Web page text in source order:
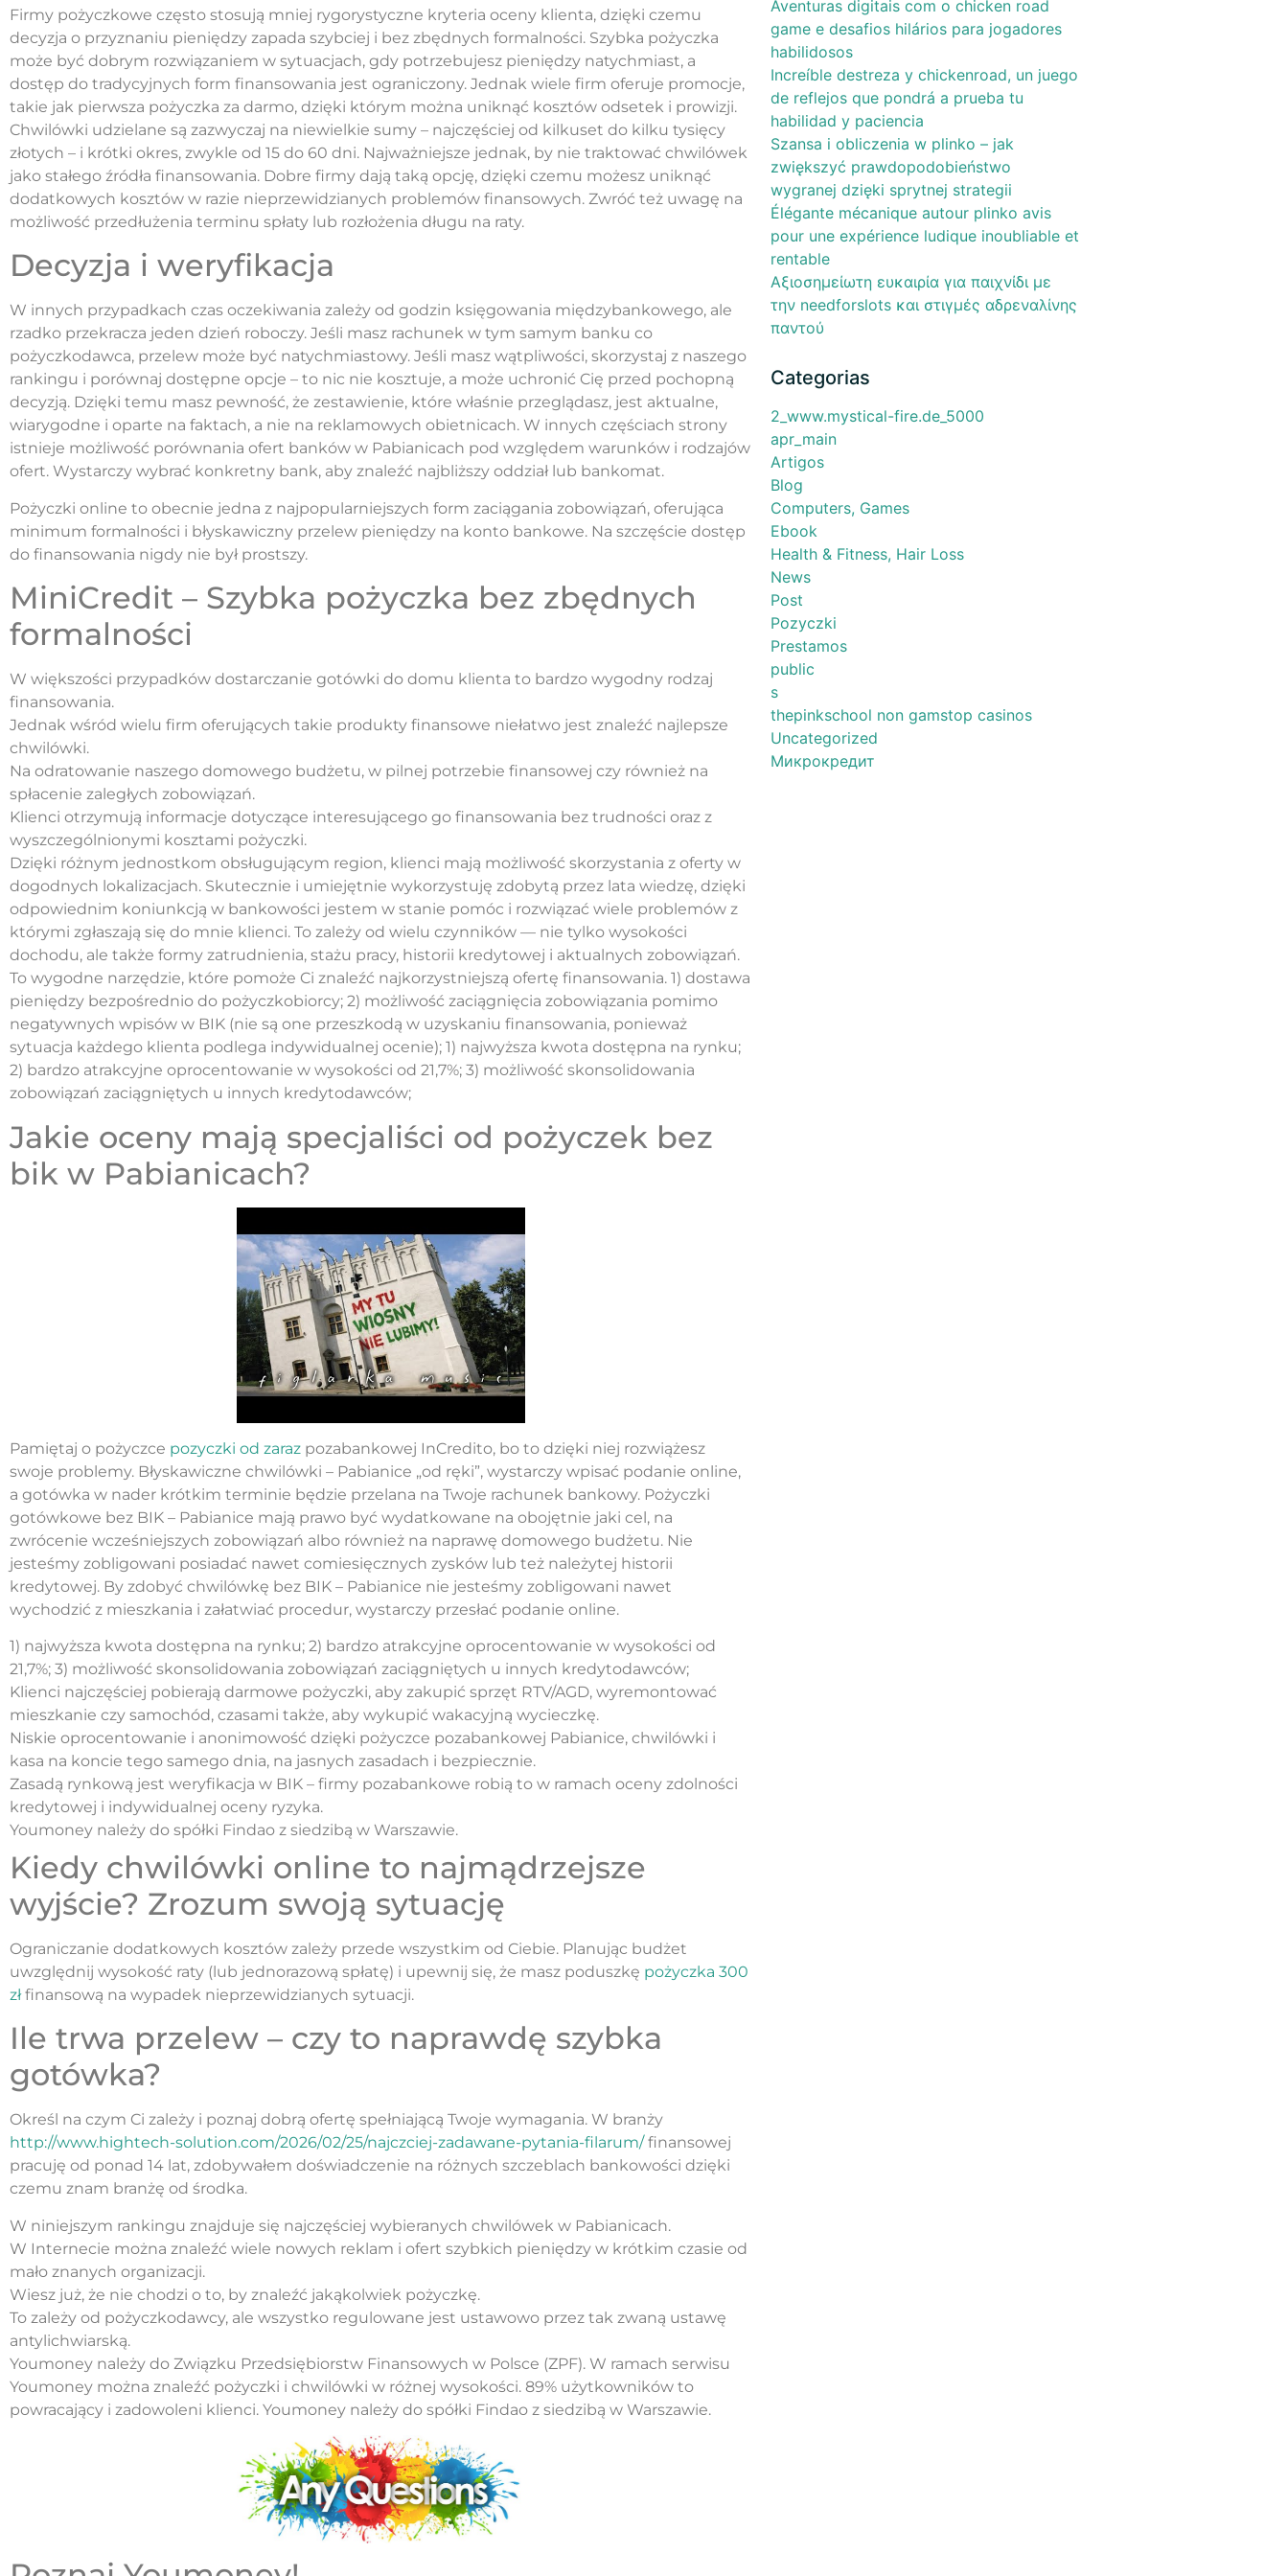
Firmy pożyczkowe często stosują mniej rygorystyczne kryteria oceny klienta, dzięki czemu
decyzja o przyznaniu pieniędzy zapada szybciej i bez zbędnych formalności. Szybka pożyczka
może być dobrym rozwiązaniem w sytuacjach, gdy potrzebujesz pieniędzy natychmiast, a
dostęp do tradycyjnych form finansowania jest ograniczony. Jednak wiele firm oferuje promocje,
takie jak pierwsza pożyczka za darmo, dzięki którym można uniknąć kosztów odsetek i prowizji.
Chwilówki udzielane są zazwyczaj na niewielkie sumy – najczęściej od kilkuset do kilku tysięcy
złotych – i krótki okres, zwykle od 15 do 60 dni. Najważniejsze jednak, by nie traktować chwilówek
jako stałego źródła finansowania. Dobre firmy dają taką opcję, dzięki czemu możesz uniknąć
dodatkowych kosztów w razie nieprzewidzianych problemów finansowych. Zwróć też uwagę na
możliwość przedłużenia terminu spłaty lub rozłożenia długu na raty.
Decyzja i weryfikacja
W innych przypadkach czas oczekiwania zależy od godzin księgowania międzybankowego, ale
rzadko przekracza jeden dzień roboczy. Jeśli masz rachunek w tym samym banku co
pożyczkodawca, przelew może być natychmiastowy. Jeśli masz wątpliwości, skorzystaj z naszego
rankingu i porównaj dostępne opcje – to nic nie kosztuje, a może uchronić Cię przed pochopną
decyzją. Dzięki temu masz pewność, że zestawienie, które właśnie przeglądasz, jest aktualne,
wiarygodne i oparte na faktach, a nie na reklamowych obietnicach. W innych częściach strony
istnieje możliwość porównania ofert banków w Pabianicach pod względem warunków i rodzajów
ofert. Wystarczy wybrać konkretny bank, aby znaleźć najbliższy oddział lub bankomat.
Pożyczki online to obecnie jedna z najpopularniejszych form zaciągania zobowiązań, oferująca
minimum formalności i błyskawiczny przelew pieniędzy na konto bankowe. Na szczęście dostęp
do finansowania nigdy nie był prostszy.
MiniCredit – Szybka pożyczka bez zbędnych
formalności
W większości przypadków dostarczanie gotówki do domu klienta to bardzo wygodny rodzaj
finansowania.
Jednak wśród wielu firm oferujących takie produkty finansowe niełatwo jest znaleźć najlepsze
chwilówki.
Na odratowanie naszego domowego budżetu, w pilnej potrzebie finansowej czy również na
spłacenie zaległych zobowiązań.
Klienci otrzymują informacje dotyczące interesującego go finansowania bez trudności oraz z
wyszczególnionymi kosztami pożyczki.
Dzięki różnym jednostkom obsługującym region, klienci mają możliwość skorzystania z oferty w
dogodnych lokalizacjach. Skutecznie i umiejętnie wykorzystuję zdobytą przez lata wiedzę, dzięki
odpowiednim koniunkcją w bankowości jestem w stanie pomóc i rozwiązać wiele problemów z
którymi zgłaszają się do mnie klienci. To zależy od wielu czynników — nie tylko wysokości
dochodu, ale także formy zatrudnienia, stażu pracy, historii kredytowej i aktualnych zobowiązań.
To wygodne narzędzie, które pomoże Ci znaleźć najkorzystniejszą ofertę finansowania. 1) dostawa
pieniędzy bezpośrednio do pożyczkobiorcy; 2) możliwość zaciągnięcia zobowiązania pomimo
negatywnych wpisów w BIK (nie są one przeszkodą w uzyskaniu finansowania, ponieważ
sytuacja każdego klienta podlega indywidualnej ocenie); 1) najwyższa kwota dostępna na rynku;
2) bardzo atrakcyjne oprocentowanie w wysokości od 21,7%; 3) możliwość skonsolidowania
zobowiązań zaciągniętych u innych kredytodawców;
Jakie oceny mają specjaliści od pożyczek bez
bik w Pabianicach?
Pamiętaj o pożyczce pozyczki od zaraz pozabankowej InCredito, bo to dzięki niej rozwiążesz
swoje problemy. Błyskawiczne chwilówki – Pabianice „od ręki”, wystarczy wpisać podanie online,
a gotówka w nader krótkim terminie będzie przelana na Twoje rachunek bankowy. Pożyczki
gotówkowe bez BIK – Pabianice mają prawo być wydatkowane na obojętnie jaki cel, na
zwrócenie wcześniejszych zobowiązań albo również na naprawę domowego budżetu. Nie
jesteśmy zobligowani posiadać nawet comiesięcznych zysków lub też należytej historii
kredytowej. By zdobyć chwilówkę bez BIK – Pabianice nie jesteśmy zobligowani nawet
wychodzić z mieszkania i załatwiać procedur, wystarczy przesłać podanie online.
1) najwyższa kwota dostępna na rynku; 2) bardzo atrakcyjne oprocentowanie w wysokości od
21,7%; 3) możliwość skonsolidowania zobowiązań zaciągniętych u innych kredytodawców;
Klienci najczęściej pobierają darmowe pożyczki, aby zakupić sprzęt RTV/AGD, wyremontować
mieszkanie czy samochód, czasami także, aby wykupić wakacyjną wycieczkę.
Niskie oprocentowanie i anonimowość dzięki pożyczce pozabankowej Pabianice, chwilówki i
kasa na koncie tego samego dnia, na jasnych zasadach i bezpiecznie.
Zasadą rynkową jest weryfikacja w BIK – firmy pozabankowe robią to w ramach oceny zdolności
kredytowej i indywidualnej oceny ryzyka.
Youmoney należy do spółki Findao z siedzibą w Warszawie.
Kiedy chwilówki online to najmądrzejsze
wyjście? Zrozum swoją sytuację
Ograniczanie dodatkowych kosztów zależy przede wszystkim od Ciebie. Planując budżet
uwzględnij wysokość raty (lub jednorazową spłatę) i upewnij się, że masz poduszkę pożyczka 300
złfinansową na wypadek nieprzewidzianych sytuacji.
Ile trwa przelew – czy to naprawdę szybka
gotówka?
Określ na czym Ci zależy i poznaj dobrą ofertę spełniającą Twoje wymagania. W branży
http://www.hightech-solution.com/2026/02/25/najczciej-zadawane-pytania-filarum/finansowej
pracuję od ponad 14 lat, zdobywałem doświadczenie na różnych szczeblach bankowości dzięki
czemu znam branżę od środka.
W niniejszym rankingu znajduje się najczęściej wybieranych chwilówek w Pabianicach.
W Internecie można znaleźć wiele nowych reklam i ofert szybkich pieniędzy w krótkim czasie od
mało znanych organizacji.
Wiesz już, że nie chodzi o to, by znaleźć jakąkolwiek pożyczkę.
To zależy od pożyczkodawcy, ale wszystko regulowane jest ustawowo przez tak zwaną ustawę
antylichwiarską.
Youmoney należy do Związku Przedsiębiorstw Finansowych w Polsce (ZPF). W ramach serwisu
Youmoney można znaleźć pożyczki i chwilówki w różnej wysokości. 89% użytkowników to
powracający i zadowoleni klienci. Youmoney należy do spółki Findao z siedzibą w Warszawie.
Aventuras digitais com o chicken road
game e desafios hilários para jogadores
habilidosos
Increíble destreza y chickenroad, un juego
de reflejos que pondrá a prueba tu
habilidad y paciencia
Szansa i obliczenia w plinko – jak
zwiększyć prawdopodobieństwo
wygranej dzięki sprytnej strategii
Élégante mécanique autour plinko avis
pour une expérience ludique inoubliable et
rentable
Αξιοσημείωτη ευκαιρία για παιχνίδι με
την needforslots και στιγμές αδρεναλίνης
παντού
Categorias
2_www.mystical-fire.de_5000
apr_main
Artigos
Blog
Computers, Games
Ebook
Health & Fitness, Hair Loss
News
Post
Pozyczki
Prestamos
public
s
thepinkschool non gamstop casinos
Uncategorized
Микрокредит